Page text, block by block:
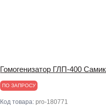
Гомогенизатор ГЛП-400
ПО ЗАПРОСУ
Код товара:pro-180771